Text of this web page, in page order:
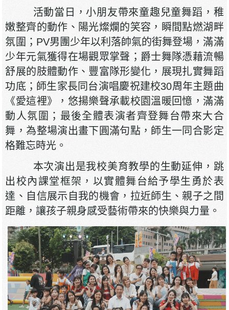
活動當日，小朋友帶來童趣兒童舞蹈，稚
嫩整齊的動作、陽光燦爛的笑容，瞬間點燃湖畔
氛圍；PV男團少年以利落帥氣的街舞登場，滿滿
少年元氣獲得在場觀眾掌聲；爵士舞隊憑藉流暢
舒展的肢體動作、豐富隊形變化，展現扎實舞蹈
功底；師生家長同台演唱慶祝建校30周年主題曲
《愛這裡》，悠揚樂聲承載校園溫暖回憶，滿滿
動人氛圍；最後全體表演者齊登舞台帶來大合
舞，為整場演出畫下圓滿句點，師生一同合影定
格難忘時光。
本次演出是我校美育教學的生動延伸，跳
出校內課堂框架，以實體舞台給予學生勇於表
達、自信展示自我的機會，拉近師生、親子之間
距離，讓孩子親身感受藝術帶來的快樂與力量。